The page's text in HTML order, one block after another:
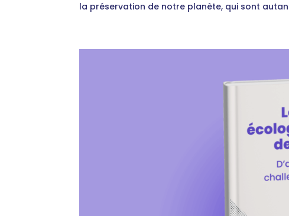
la préservation de notre planète, qui sont